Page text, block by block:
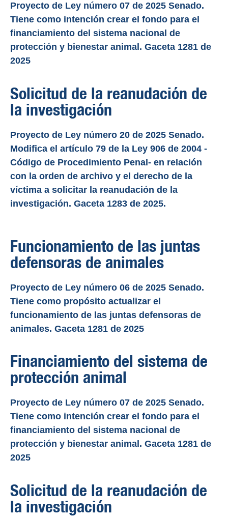
Proyecto de Ley número 07 de 2025 Senado.
Tiene como intención crear el fondo para el
financiamiento del sistema nacional de
protección y bienestar animal. Gaceta 1281 de
2025
Solicitud de la reanudación de
la investigación
Proyecto de Ley número 20 de 2025 Senado.
Modifica el artículo 79 de la Ley 906 de 2004 -
Código de Procedimiento Penal- en relación
con la orden de archivo y el derecho de la
víctima a solicitar la reanudación de la
investigación. Gaceta 1283 de 2025.
Funcionamiento de las juntas
defensoras de animales
Proyecto de Ley número 06 de 2025 Senado.
Tiene como propósito actualizar el
funcionamiento de las juntas defensoras de
animales. Gaceta 1281 de 2025
Financiamiento del sistema de
protección animal
Proyecto de Ley número 07 de 2025 Senado.
Tiene como intención crear el fondo para el
financiamiento del sistema nacional de
protección y bienestar animal. Gaceta 1281 de
2025
Solicitud de la reanudación de
la investigación